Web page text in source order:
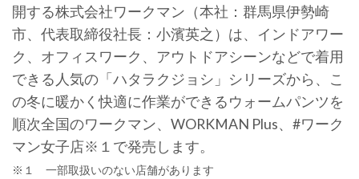
開する株式会社ワークマン（本社：群馬県伊勢崎
市、代表取締役社長：小濱英之）は、インドアワー
ク、オフィスワーク、アウトドアシーンなどで着用
できる人気の「ハタラクジョシ」シリーズから、こ
の冬に暖かく快適に作業ができるウォームパンツを
順次全国のワークマン、WORKMAN Plus、#ワーク
マン女子店※１で発売します。
※１ 一部取扱いのない店舗があります